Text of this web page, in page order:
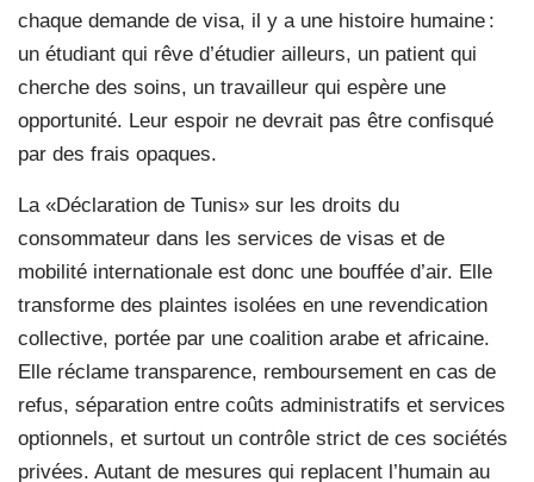
chaque demande de visa, il y a une histoire humaine :
un étudiant qui rêve d’étudier ailleurs, un patient qui
cherche des soins, un travailleur qui espère une
opportunité. Leur espoir ne devrait pas être confisqué
par des frais opaques.
La «Déclaration de Tunis» sur les droits du
consommateur dans les services de visas et de
mobilité internationale est donc une bouffée d’air. Elle
transforme des plaintes isolées en une revendication
collective, portée par une coalition arabe et africaine.
Elle réclame transparence, remboursement en cas de
refus, séparation entre coûts administratifs et services
optionnels, et surtout un contrôle strict de ces sociétés
privées. Autant de mesures qui replacent l’humain au